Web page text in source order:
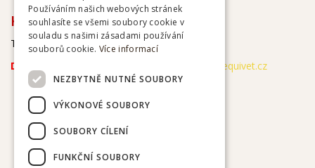
KONTAKTY
Tel. kontakt+420774099909
Doporučujem kontakt e-mailem
obchod@equivet.cz
Používáním našich webových stránek
souhlasíte se všemi soubory cookie v
souladu s našimi zásadami používání
souborů cookie. Více informací
NEZBYTNĚ NUTNÉ SOUBORY
VÝKONOVÉ SOUBORY
SOUBORY CÍLENÍ
FUNKČNÍ SOUBORY